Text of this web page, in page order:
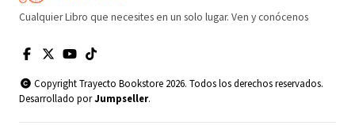
Cualquier Libro que necesites en un solo lugar. Ven y conócenos
Copyright Trayecto Bookstore 2026. Todos los derechos reservados.
Desarrollado porJumpseller.